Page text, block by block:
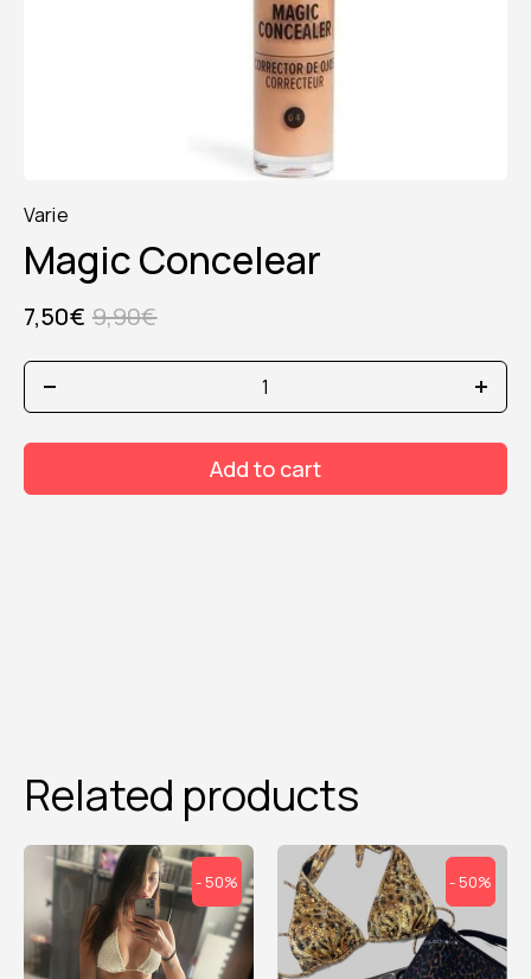
Varie
Magic Concelear
9,90€
7,50€
magic
concelear
Add to cart
Related products
- 50% - 50%